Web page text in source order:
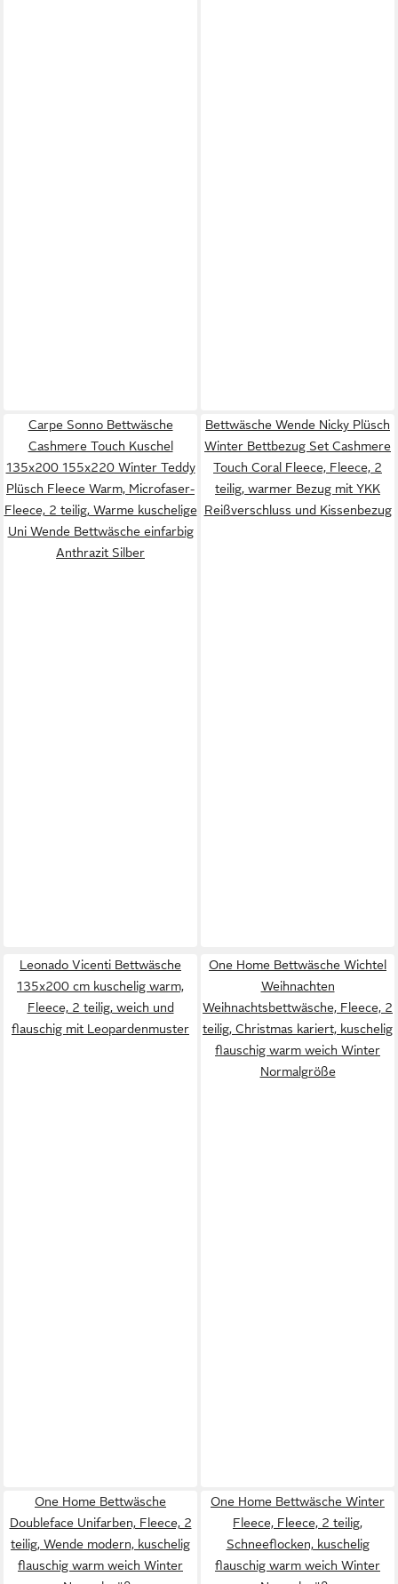
Carpe Sonno Bettwäsche
Cashmere Touch Kuschel
135x200 155x220 Winter Teddy
Plüsch Fleece Warm, Microfaser-
Fleece, 2 teilig, Warme kuschelige
Uni Wende Bettwäsche einfarbig
Anthrazit Silber
Bettwäsche Wende Nicky Plüsch
Winter Bettbezug Set Cashmere
Touch Coral Fleece, Fleece, 2
teilig, warmer Bezug mit YKK
Reißverschluss und Kissenbezug
Leonado Vicenti Bettwäsche
135x200 cm kuschelig warm,
Fleece, 2 teilig, weich und
flauschig mit Leopardenmuster
One Home Bettwäsche Wichtel
Weihnachten
Weihnachtsbettwäsche, Fleece, 2
teilig, Christmas kariert, kuschelig
flauschig warm weich Winter
Normalgröße
One Home Bettwäsche
Doubleface Unifarben, Fleece, 2
teilig, Wende modern, kuschelig
flauschig warm weich Winter
One Home Bettwäsche Winter
Fleece, Fleece, 2 teilig,
Schneeflocken, kuschelig
flauschig warm weich Winter